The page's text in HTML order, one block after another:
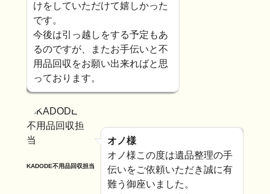
けをしていただけて嬉しかった
です。
今後は引っ越しをする予定もあ
るのですが、またお手伝いと不
用品回収をお願い出来ればと思
っております。
KADODE不用品回収担当
オノ様
オノ様この度は遺品整理の手
伝いをご依頼いただき誠に有
難う御座いました。